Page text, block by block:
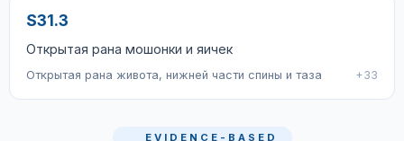
S31.3
Открытая рана мошонки и яичек
Открытая рана живота, нижней части спины и таза +33
EVIDENCE-BASED